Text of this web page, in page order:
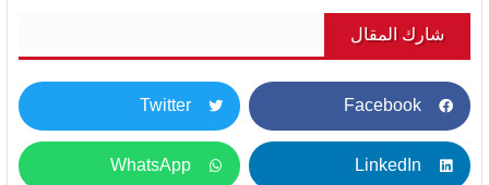
شارك المقال
Facebook
Twitter
LinkedIn
WhatsApp